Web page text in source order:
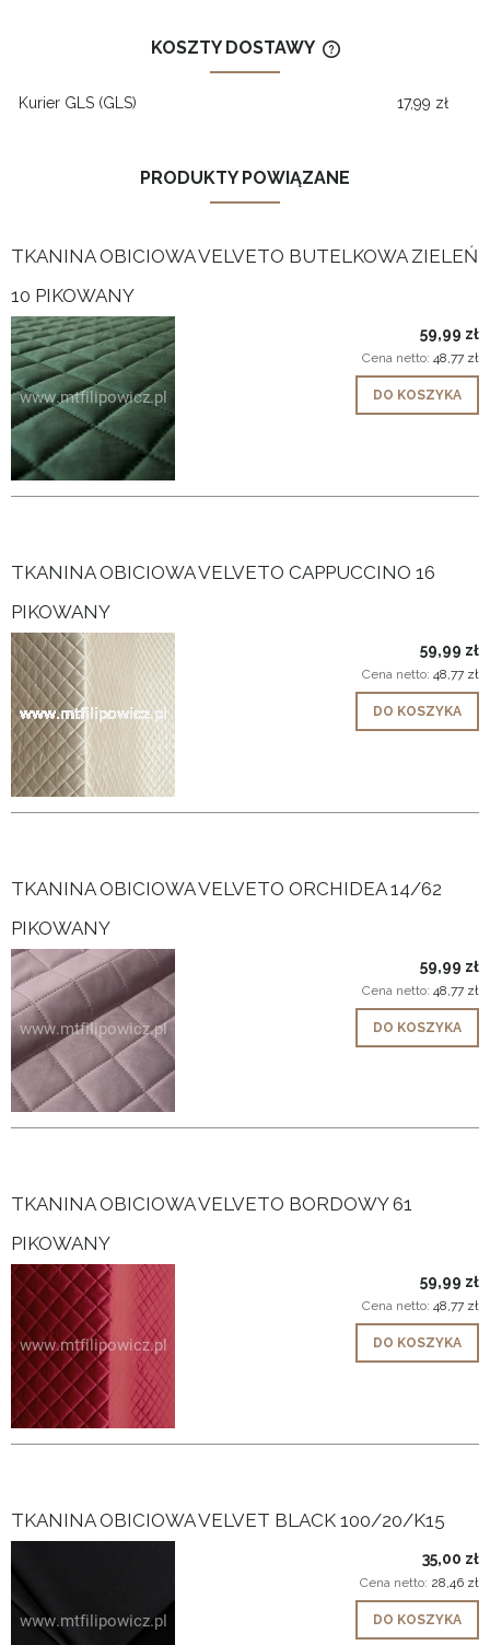
KOSZTY DOSTAWY
Kurier GLS (GLS) 17,99 zł
PRODUKTY POWIĄZANE
TKANINA OBICIOWA VELVETO BUTELKOWA ZIELEŃ
10 PIKOWANY
59,99 zł
Cena netto: 48,77 zł
DO KOSZYKA
TKANINA OBICIOWA VELVETO CAPPUCCINO 16
PIKOWANY
59,99 zł
Cena netto: 48,77 zł
DO KOSZYKA
TKANINA OBICIOWA VELVETO ORCHIDEA 14/62
PIKOWANY
59,99 zł
Cena netto: 48,77 zł
DO KOSZYKA
TKANINA OBICIOWA VELVETO BORDOWY 61
PIKOWANY
59,99 zł
Cena netto: 48,77 zł
DO KOSZYKA
TKANINA OBICIOWA VELVET BLACK 100/20/K15
35,00 zł
Cena netto: 28,46 zł
DO KOSZYKA